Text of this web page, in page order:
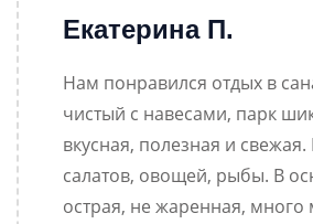
Екатерина П.
Нам понравился отдых в
чистый с навесами, парк
вкусная, полезная и
салатов, овощей, рыбы. В
острая, не жаренная, много